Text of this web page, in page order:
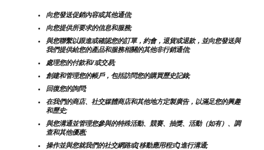
向您發送促銷內容或其他通信;
向您提供所要求的信息和服務;
與您聯繫以跟進或確認您的訂單，約會，退貨或退款，並向您發送與
我們提供給您的產品和服務相關的其他非行銷通信;
處理您的付款和/或交易;
創建和管理您的帳戶，包括訪問您的購買歷史記錄;
回復您的詢問;
在我們的商店、社交媒體商店和其他地方定製廣告，以滿足您的興趣
和歷史;
與您溝通並管理您參與的特殊活動、競賽、抽獎、活動（如有）、調
查和其他優惠;
操作並與您就我們的社交網路或[移動應用程式]進行溝通;